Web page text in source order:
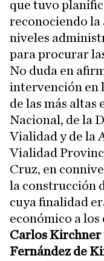
que tuvo
reconociendo la
niveles
para procurar
No duda en
intervención en
de las más altas
Nacional, de la
Vialidad y de la
Vialidad
Cruz, en
la construcción
cuya finalidad
económico a
Carlos
Fernández de